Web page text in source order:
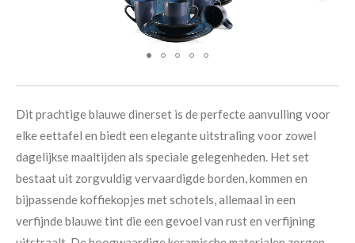
Dit prachtige blauwe dinerset is de perfecte aanvulling voor
elke eettafel en biedt een elegante uitstraling voor zowel
dagelijkse maaltijden als speciale gelegenheden. Het set
bestaat uit zorgvuldig vervaardigde borden, kommen en
bijpassende koffiekopjes met schotels, allemaal in een
verfijnde blauwe tint die een gevoel van rust en verfijning